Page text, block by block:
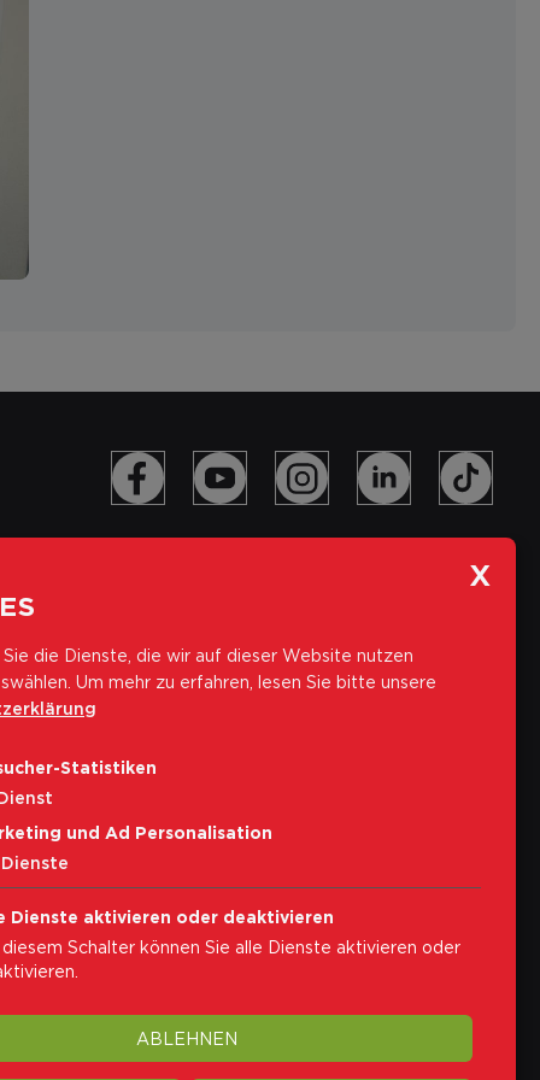
E-Mail-Adresse
Ich akzeptiere diePrivacybestimmungen
die Dienste, die wir auf dieser Website nutzen
Um mehr zu erfahren, lesen Sie bitte unsere
Statistiken
und Ad Personalisation
Dienste
Dienste aktivieren oder deaktivieren
Schalter können Sie alle Dienste aktivieren oder
ABLEHNEN